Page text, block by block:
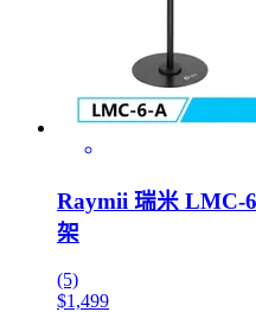
Raymii 瑞米 LMC-
架
(5)
$1,499